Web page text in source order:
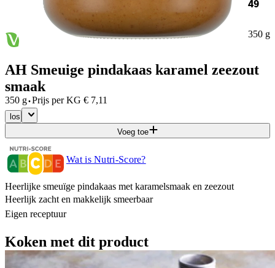
49
350 g
AH Smeuige pindakaas karamel zeezout
smaak
350 g·Prijs per KG € 7,11
los
Voeg toe
Wat is Nutri-Score?
Heerlijke smeuïge pindakaas met karamelsmaak en zeezout
Heerlijk zacht en makkelijk smeerbaar
Eigen receptuur
Koken met dit product